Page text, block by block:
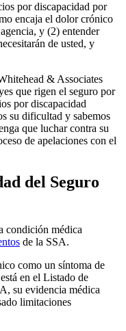
por discapacidad por
encaja el dolor crónico
y (2) entender
de usted, y
& Associates
que rigen el seguro por
por discapacidad
su dificultad y sabemos
que luchar contra su
de apelaciones con el
del Seguro
condición médica
de la SSA.
como un síntoma de
en el Listado de
su evidencia médica
limitaciones